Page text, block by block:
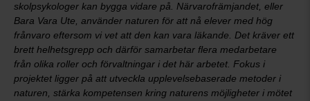
skolpsykologer kan bygga vidare på. Närvarofrämjandet, eller
Bara Vara Ute, använder naturen för att nå elever med hög
frånvaro eftersom vi vet att den kan vara läkande. Det kräver ett
brett helhetsgrepp och därför samarbetar flera medarbetare
från olika roller och förvaltningar i det här arbetet. Fokus i
projektet ligger på att utveckla upplevelsebaserade metoder i
naturen, stärka kompetensen kring naturens möjligheter i mötet